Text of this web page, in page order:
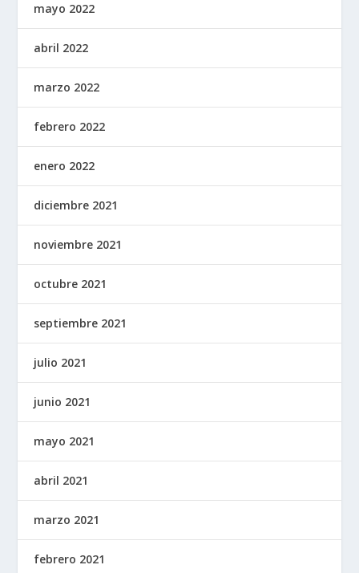
mayo 2022
abril 2022
marzo 2022
febrero 2022
enero 2022
diciembre 2021
noviembre 2021
octubre 2021
septiembre 2021
julio 2021
junio 2021
mayo 2021
abril 2021
marzo 2021
febrero 2021